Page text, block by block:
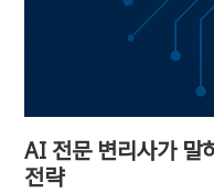
AI 전문 변리사가 말
전략